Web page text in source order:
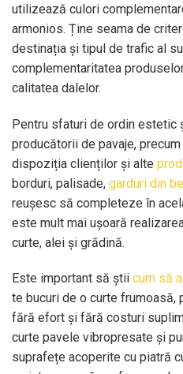
utilizează culori
armonios. Ține seama de
destinația și tipul de trafic al
complementaritatea
calitatea dalelor.
Pentru sfaturi de ordin estetic
producătorii de pavaje,
dispoziția clienților și alte
borduri, palisade, garduri din
reușesc să completeze în
este mult mai ușoară
curte, alei și grădină.
Este important să știi cum să
te bucuri de o curte frumoasă,
fără efort și fără costuri
curte pavele vibropresate și
suprafețe acoperite cu piatră